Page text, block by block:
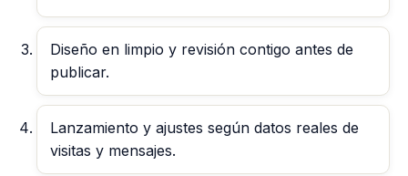
Diseño en limpio y revisión contigo antes de
publicar.
Lanzamiento y ajustes según datos reales de
visitas y mensajes.